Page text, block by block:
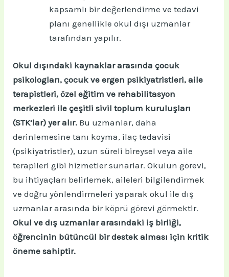
kapsamlı bir değerlendirme ve tedavi
planı genellikle okul dışı uzmanlar
tarafından yapılır.
Okul dışındaki kaynaklar arasında çocuk
psikologları, çocuk ve ergen psikiyatristleri, aile
terapistleri, özel eğitim ve rehabilitasyon
merkezleri ile çeşitli sivil toplum kuruluşları
(STK’lar) yer alır. Bu uzmanlar, daha
derinlemesine tanı koyma, ilaç tedavisi
(psikiyatristler), uzun süreli bireysel veya aile
terapileri gibi hizmetler sunarlar. Okulun görevi,
bu ihtiyaçları belirlemek, aileleri bilgilendirmek
ve doğru yönlendirmeleri yaparak okul ile dış
uzmanlar arasında bir köprü görevi görmektir.
Okul ve dış uzmanlar arasındaki iş birliği,
öğrencinin bütüncül bir destek alması için kritik
öneme sahiptir.